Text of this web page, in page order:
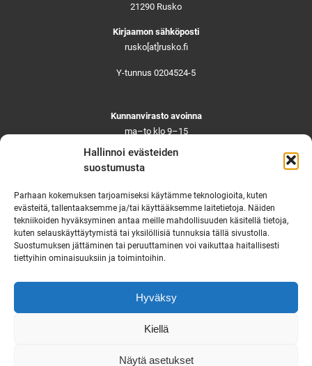
Hallinnoi evästeiden
suostumusta
Parhaan kokemuksen tarjoamiseksi käytämme teknologioita, kuten
evästeitä, tallentaaksemme ja/tai käyttääksemme laitetietoja. Näiden
tekniikoiden hyväksyminen antaa meille mahdollisuuden käsitellä tietoja,
kuten selauskäyttäytymistä tai yksilöllisiä tunnuksia tällä sivustolla.
Suostumuksen jättäminen tai peruuttaminen voi vaikuttaa haitallisesti
tiettyihin ominaisuuksiin ja toimintoihin.
Hyväksy
Kiellä
Näytä asetukset
21290 Rusko
Kirjaamon sähköposti
rusko[at]rusko.fi
Y-tunnus 0204524-5
Kunnanvirasto avoinna
ma–to klo 9–15
pe ja aattoina klo 9–14
Ruskon yhteystiedot
Virka-ajan ulkopuolella